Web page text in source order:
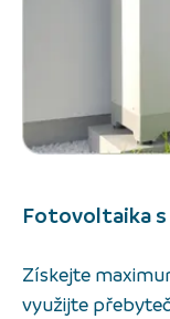
Fotovoltaika
Získejte
využijte